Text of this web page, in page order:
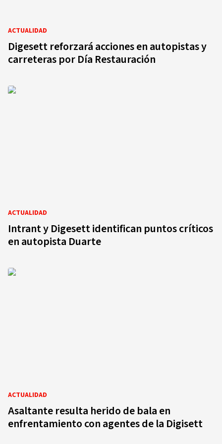
ACTUALIDAD
Digesett reforzará acciones en autopistas y
carreteras por Día Restauración
ACTUALIDAD
Intrant y Digesett identifican puntos críticos
en autopista Duarte
ACTUALIDAD
Asaltante resulta herido de bala en
enfrentamiento con agentes de la Digisett